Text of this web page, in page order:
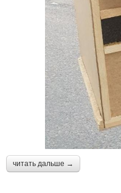
читать дальше →